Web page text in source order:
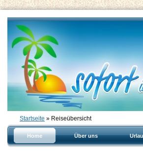
Startseite » Reiseübersicht
Home Über uns